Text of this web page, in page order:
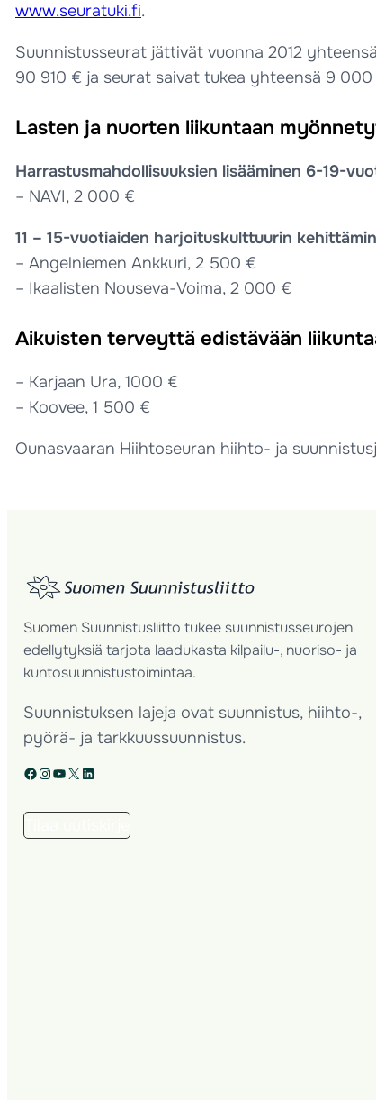
www.seuratuki.fi.
Suunnistusseurat jättivät vuonna 2012
90 910 € ja seurat saivat tukea yhteensä 9
Lasten ja nuorten liikuntaan
Harrastusmahdollisuuksien lisääminen 6-19-
– NAVI, 2 000 €
11 – 15-vuotiaiden harjoituskulttuurin
– Angelniemen Ankkuri, 2 500 €
– Ikaalisten Nouseva-Voima, 2 000 €
Aikuisten terveyttä edistävään
– Karjaan Ura, 1000 €
– Koovee, 1 500 €
Ounasvaaran Hiihtoseuran hiihto- ja
Suomen Suunnistusliitto tukee suunnistusseurojen
edellytyksiä tarjota laadukasta kilpailu-, nuoriso- ja
kuntosuunnistustoimintaa.
Suunnistuksen lajeja ovat suunnistus, hiihto-,
pyörä- ja tarkkuussuunnistus.
Facebook Instagram YouTube X LinkedIn